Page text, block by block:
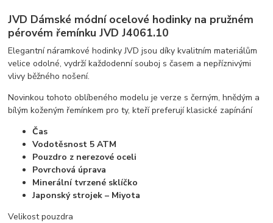
JVD Dámské módní ocelové hodinky na pružném
pérovém řemínku JVD J4061.10
Elegantní náramkové hodinky JVD jsou díky kvalitním materiálům
velice odolné, vydrží každodenní souboj s časem a nepříznivými
vlivy běžného nošení.
Novinkou tohoto oblíbeného modelu je verze s černým, hnědým a
bílým koženým řemínkem pro ty, kteří preferují klasické zapínání
Čas
Vodotěsnost 5 ATM
Pouzdro z nerezové oceli
Povrchová úprava
Minerální tvrzené sklíčko
Japonský strojek – Miyota
Velikost pouzdra